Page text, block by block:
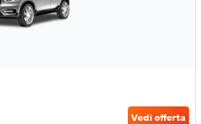
Vedi offerta